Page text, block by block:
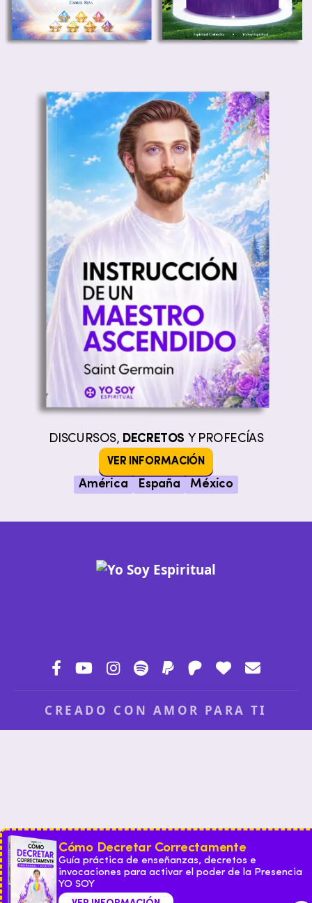
DISCURSOS, DECRETOS Y PROFECÍAS
VER INFORMACIÓN
América España México
CREADO CON AMOR PARA TI
Cómo Decretar Correctamente
Guía práctica de enseñanzas, decretos e
invocaciones para activar el poder de la Presencia
YO SOY